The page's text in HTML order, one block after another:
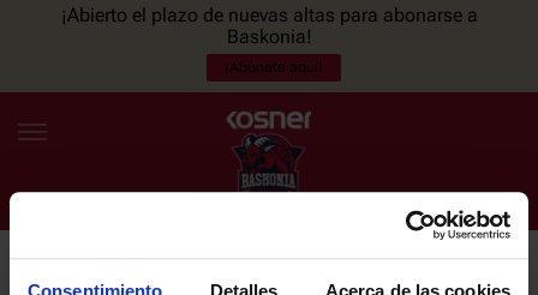
¡Abierto el plazo de nuevas altas para abonarse a
Baskonia!
¡Abónate aquí!